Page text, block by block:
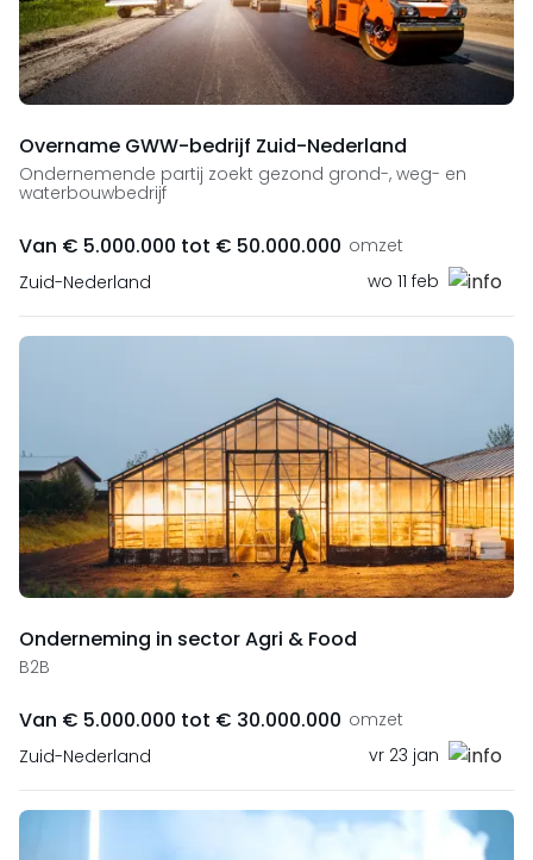
Overname GWW-bedrijf Zuid-Nederland
Ondernemende partij zoekt gezond grond-, weg- en
waterbouwbedrijf
Van € 5.000.000 tot € 50.000.000 omzet
Zuid-Nederland
wo 11 feb
Onderneming in sector Agri & Food
B2B
Van € 5.000.000 tot € 30.000.000 omzet
Zuid-Nederland
vr 23 jan